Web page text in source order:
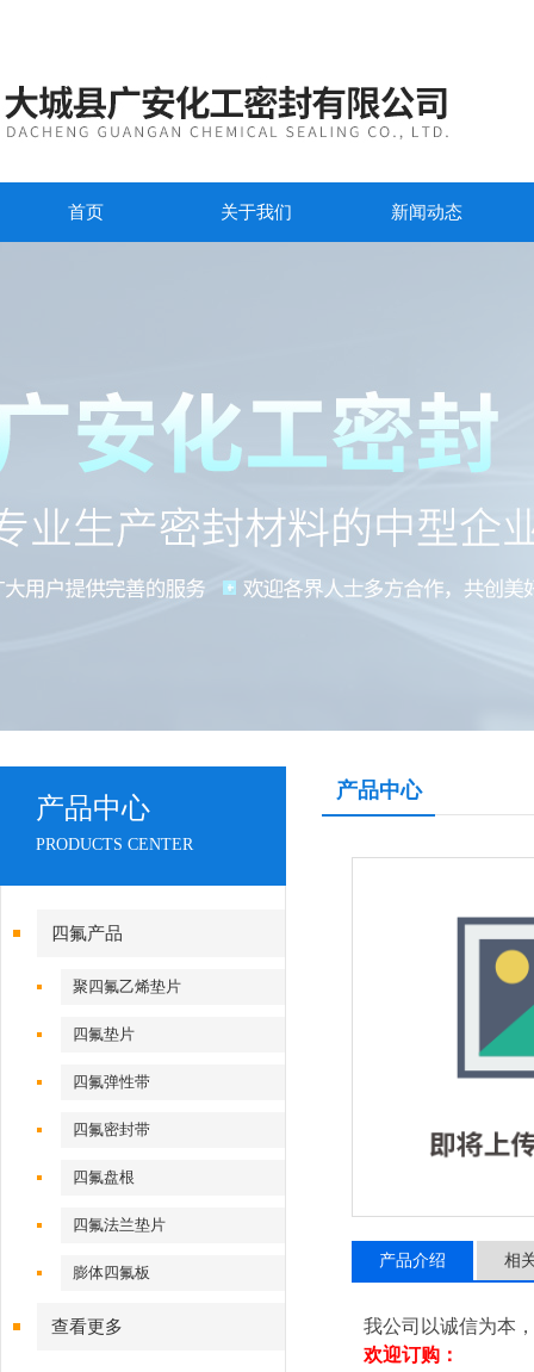
首页 关于我们 新闻动态
产品中心
PRODUCTS CENTER
四氟产品
聚四氟乙烯垫片
四氟垫片
四氟弹性带
四氟密封带
四氟盘根
四氟法兰垫片
膨体四氟板
查看更多
产品中心
产品介绍 相
我公司以诚信为本
欢迎订购：